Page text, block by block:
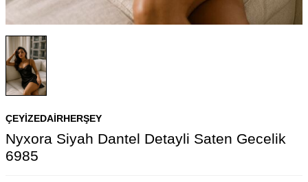
ÇEYIZEDAIRHERŞEY
Nyxora Siyah Dantel Detayli Saten Gecelik
6985